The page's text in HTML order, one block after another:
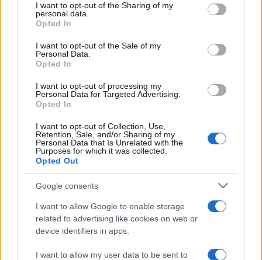
not limited to your visit or usage behaviour. You may click to
grant or deny consent to Google and its third-party tags to
use your data for below specified purposes in below Google
consent section.
I want to opt-out of the Sharing of my
personal data.
Opted In
I want to opt-out of the Sale of my
Personal Data.
Opted In
I want to opt-out of processing my
Personal Data for Targeted Advertising.
Opted In
I want to opt-out of Collection, Use,
Retention, Sale, and/or Sharing of my
Personal Data that Is Unrelated with the
Purposes for which it was collected.
Opted Out
Google consents
I want to allow Google to enable storage
related to advertising like cookies on web or
device identifiers in apps.
I want to allow my user data to be sent to
Continua a leggere
LIFESTYLE
Magna Pars Milano: un’esperienza olfattiva unica in un
ex stabilimento di profumi